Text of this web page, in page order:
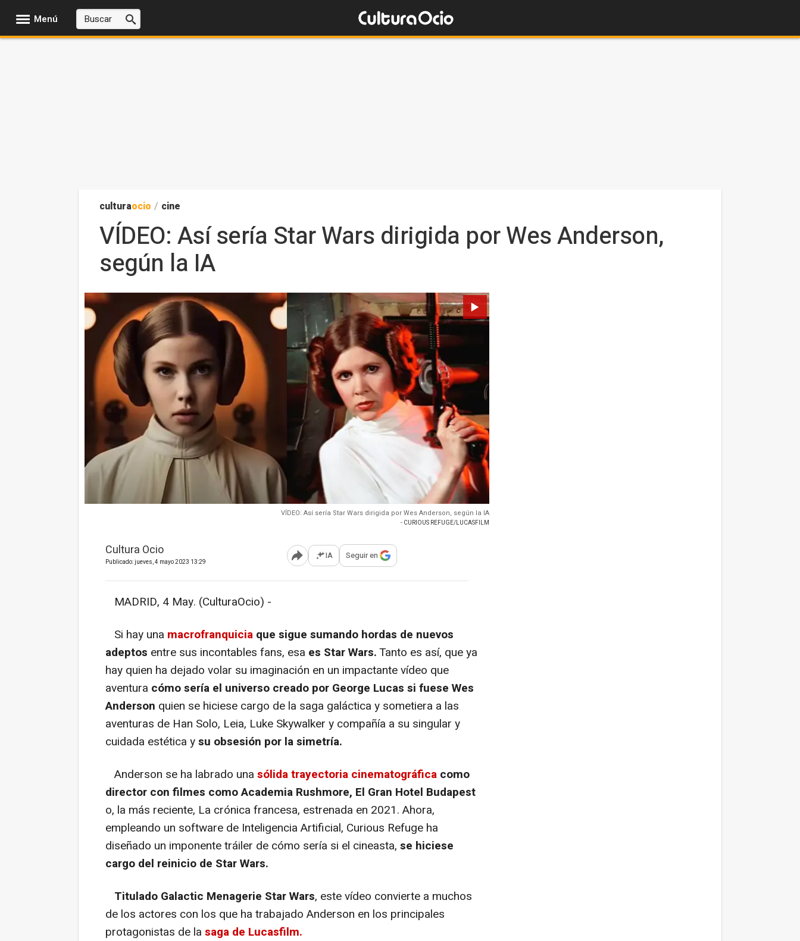
Menú
culturaocio / cine
VÍDEO: Así sería Star Wars dirigida por Wes Anderson,
según la IA
VÍDEO: Así sería Star Wars dirigida por Wes Anderson, según la IA
- CURIOUS REFUGE/LUCASFILM
Cultura Ocio
Publicado: jueves, 4 mayo 2023 13:29 Abrir opciones para compartir
IA Seguir en
MADRID, 4 May. (CulturaOcio) -
Si hay una macrofranquicia que sigue sumando hordas de nuevos
adeptos entre sus incontables fans, esa es Star Wars.Tanto es así, que ya
hay quien ha dejado volar su imaginación en un impactante vídeo que
aventura cómo sería el universo creado por George Lucas si fuese Wes
Anderson quien se hiciese cargo de la saga galáctica y sometiera a las
aventuras de Han Solo, Leia, Luke Skywalker y compañía a su singular y
cuidada estética ysu obsesión por la simetría.
Anderson se ha labrado una sólida trayectoria cinematográfica como
director con filmes como Academia Rushmore, El Gran Hotel Budapest
o, la más reciente, La crónica francesa, estrenada en 2021. Ahora,
empleando un software de Inteligencia Artificial, Curious Refuge ha
diseñado un imponente tráiler de cómo sería si el cineasta, se hiciese
cargo del reinicio de Star Wars.
Titulado Galactic Menagerie Star Wars, este vídeo convierte a muchos
de los actores con los que ha trabajado Anderson en los principales
protagonistas de la saga de Lucasfilm.